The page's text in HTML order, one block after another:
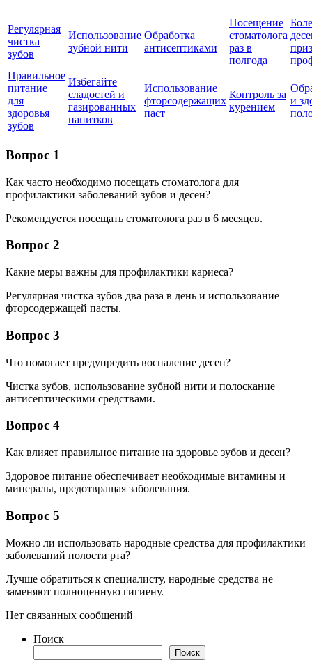
Регулярная
чистка
зубов
Использование
зубной нити
Обработка
антисептиками
Посещение
стоматолога
раз в
полгода
Правильное
питание
для
здоровья
зубов
Избегайте
сладостей и
газированных
напитков
Использование
фторсодержащих
паст
Контроль за
курением
и
Вопрос 1
Как часто необходимо посещать стоматолога для
профилактики заболеваний зубов и десен?
Рекомендуется посещать стоматолога раз в 6 месяцев.
Вопрос 2
Какие меры важны для профилактики кариеса?
Регулярная чистка зубов два раза в день и использование
фторсодержащей пасты.
Вопрос 3
Что помогает предупредить воспаление десен?
Чистка зубов, использование зубной нити и полоскание
антисептическими средствами.
Вопрос 4
Как влияет правильное питание на здоровье зубов и десен?
Здоровое питание обеспечивает необходимые витамины и
минералы, предотвращая заболевания.
Вопрос 5
Можно ли использовать народные средства для профилактики
заболеваний полости рта?
Лучше обратиться к специалисту, народные средства не
заменяют полноценную гигиену.
Нет связанных сообщений
Поиск
Поиск